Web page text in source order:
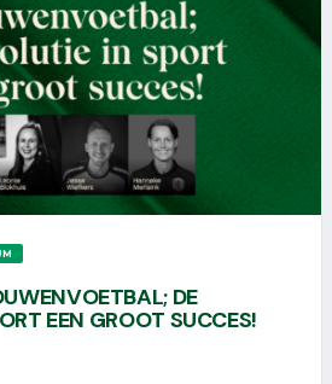
DE
EEN GROOT SUCCES!